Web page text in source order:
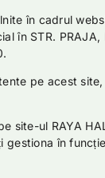
în cadrul
în STR.
pe acest
site-ul RAYA
în